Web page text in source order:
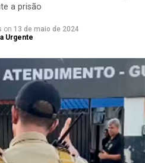
a prisão
on 13 de maio de 2024
Urgente